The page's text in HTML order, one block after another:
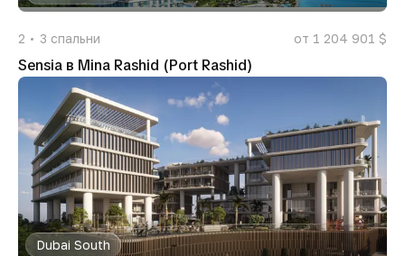
2 3 спальни от 1 204 901 $
Sensia в Mina Rashid (Port Rashid)
Dubai South